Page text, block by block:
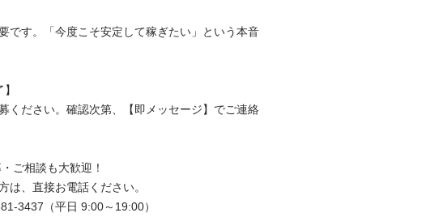
です。「今度こそ安定して稼ぎたい」という本音
ください。確認次第、【即メッセージ】でご連絡
ご相談も大歓迎！
は、直接お電話ください。
3437（平日 9:00～19:00）